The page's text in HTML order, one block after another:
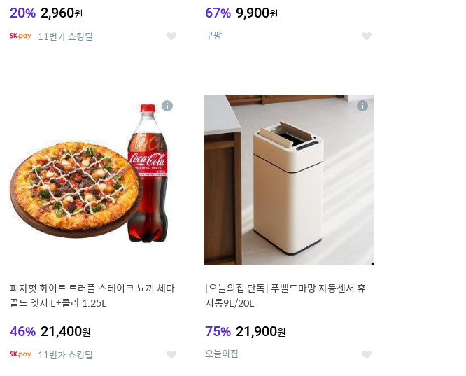
20% 2,960원
11번가 쇼킹딜 좋
67% 9,900원
쿠팡 좋
피자헛 화이트 트러플 스테이크 뇨끼 체다
골드 엣지 L+콜라 1.25L
46% 21,400원
11번가 쇼킹딜 좋
상
16
[오늘의집 단독] 푸벨드마망 자동센서 휴
지통9L/20L
75% 21,900원
오늘의집 좋
상